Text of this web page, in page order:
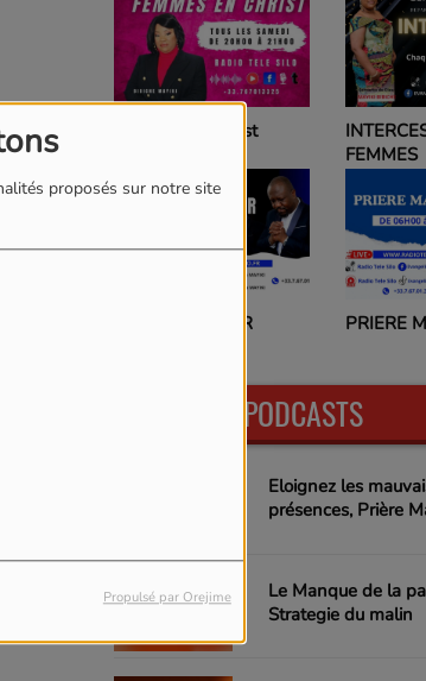
proposés sur notre site
Propulsé par Orejime
Femmes en Christ
PRIERE DU SOIR
FEMMES
PRIERE
DERNIERS PODCASTS
Eloignez les
présences, Prière
Le Manque de la
Strategie du malin